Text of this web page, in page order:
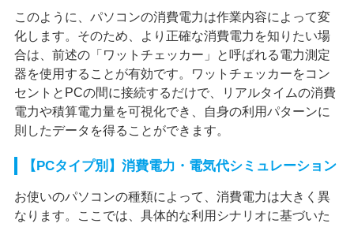
このように、パソコンの消費電力は作業内容によって変
化します。そのため、より正確な消費電力を知りたい場
合は、前述の「ワットチェッカー」と呼ばれる電力測定
器を使用することが有効です。ワットチェッカーをコン
セントとPCの間に接続するだけで、リアルタイムの消費
電力や積算電力量を可視化でき、自身の利用パターンに
則したデータを得ることができます。
【PCタイプ別】消費電力・電気代シミュレーション
お使いのパソコンの種類によって、消費電力は大きく異
なります。ここでは、具体的な利用シナリオに基づいた